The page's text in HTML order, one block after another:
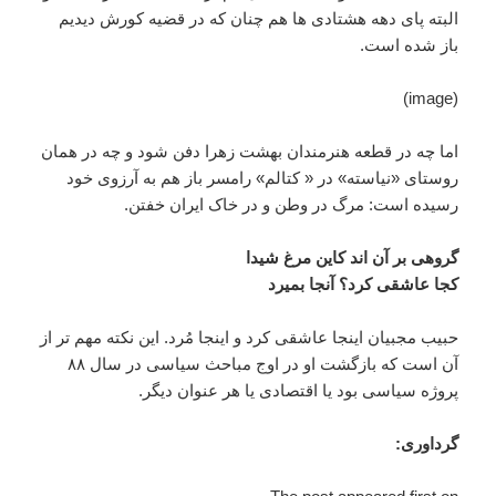
البته پای دهه هشتادی ها هم چنان که در قضیه کورش دیدیم
باز شده است.
(image)
اما چه در قطعه هنرمندان بهشت زهرا دفن شود و چه در همان
روستای «نیاسته» در « کتالم» رامسر باز هم به آرزوی خود
رسیده است: مرگ در وطن و در خاک ایران خفتن.
گروهی بر آن اند کاین مرغ شیدا
کجا عاشقی کرد؟ آنجا بمیرد
حبیب مجبیان اینجا عاشقی کرد و اینجا مُرد. این نکته مهم تر از
آن است که بازگشت او در اوج مباحث سیاسی در سال ۸۸
پروژه سیاسی بود یا اقتصادی یا هر عنوان دیگر.
گرداوری: